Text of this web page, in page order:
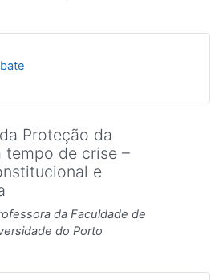
Proteção da
tempo de crise –
e
da Faculdade de
do Porto